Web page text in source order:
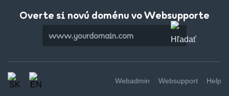
Overte si novú doménu vo Websupporte
Webadmin Websupport Help